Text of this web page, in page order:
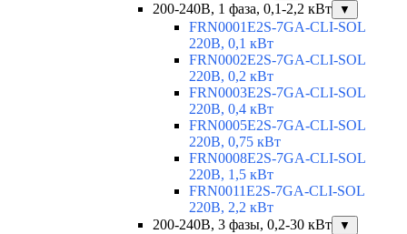
200-240В, 1 фаза, 0,1-2,2 кВт ▼
FRN0001E2S-7GA-CLI-SOL
220В, 0,1 кВт
FRN0002E2S-7GA-CLI-SOL
220В, 0,2 кВт
FRN0003E2S-7GA-CLI-SOL
220В, 0,4 кВт
FRN0005E2S-7GA-CLI-SOL
220В, 0,75 кВт
FRN0008E2S-7GA-CLI-SOL
220В, 1,5 кВт
FRN0011E2S-7GA-CLI-SOL
220В, 2,2 кВт
200-240В, 3 фазы, 0,2-30 кВт
▼